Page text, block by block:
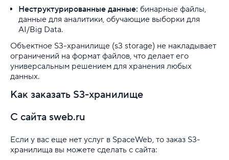
Полезная информация
Неструктурированные данные: бинарные файлы,
данные для аналитики, обучающие выборки для
AI/Big Data.
Объектное S3-хранилище (s3 storage) не накладывает
ограничений на формат файлов, что делает его
универсальным решением для хранения любых
данных.
Как заказать S3-хранилище
С сайта sweb.ru
Если у вас еще нет услуг в SpaceWeb, то заказ S3-
хранилища вы можете сделать с сайта: